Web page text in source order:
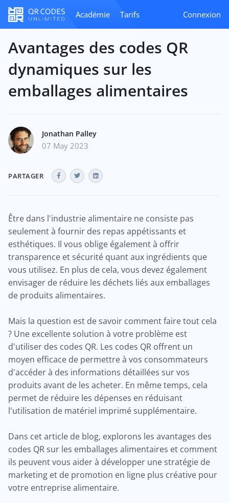
Académie Tarifs Connexion
Avantages des codes QR
dynamiques sur les
emballages alimentaires
Jonathan Palley
07 May 2023
PARTAGER
Être dans l'industrie alimentaire ne consiste pas
seulement à fournir des repas appétissants et
esthétiques. Il vous oblige également à offrir
transparence et sécurité quant aux ingrédients que
vous utilisez. En plus de cela, vous devez également
envisager de réduire les déchets liés aux emballages
de produits alimentaires.
Mais la question est de savoir comment faire tout cela
? Une excellente solution à votre problème est
d'utiliser des codes QR. Les codes QR offrent un
moyen efficace de permettre à vos consommateurs
d'accéder à des informations détaillées sur vos
produits avant de les acheter. En même temps, cela
permet de réduire les dépenses en réduisant
l'utilisation de matériel imprimé supplémentaire.
Dans cet article de blog, explorons les avantages des
codes QR sur les emballages alimentaires et comment
ils peuvent vous aider à développer une stratégie de
marketing et de promotion en ligne plus créative pour
votre entreprise alimentaire.